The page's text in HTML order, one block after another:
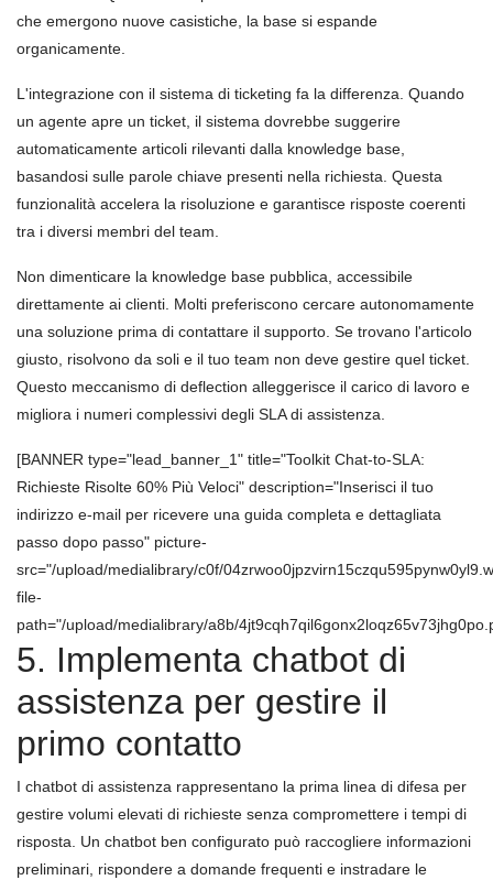
che emergono nuove casistiche, la base si espande
organicamente.
L'integrazione con il sistema di ticketing fa la differenza. Quando
un agente apre un ticket, il sistema dovrebbe suggerire
automaticamente articoli rilevanti dalla knowledge base,
basandosi sulle parole chiave presenti nella richiesta. Questa
funzionalità accelera la risoluzione e garantisce risposte coerenti
tra i diversi membri del team.
Non dimenticare la knowledge base pubblica, accessibile
direttamente ai clienti. Molti preferiscono cercare autonomamente
una soluzione prima di contattare il supporto. Se trovano l'articolo
giusto, risolvono da soli e il tuo team non deve gestire quel ticket.
Questo meccanismo di deflection alleggerisce il carico di lavoro e
migliora i numeri complessivi degli SLA di assistenza.
[BANNER type="lead_banner_1" title="Toolkit Chat-to-SLA:
Richieste Risolte 60% Più Veloci" description="Inserisci il tuo
indirizzo e-mail per ricevere una guida completa e dettagliata
passo dopo passo" picture-
src="/upload/medialibrary/c0f/
file-
path="/upload/medialibrary/a8b/
5. Implementa chatbot di
assistenza per gestire il
primo contatto
I chatbot di assistenza rappresentano la prima linea di difesa per
gestire volumi elevati di richieste senza compromettere i tempi di
risposta. Un chatbot ben configurato può raccogliere informazioni
preliminari, rispondere a domande frequenti e instradare le